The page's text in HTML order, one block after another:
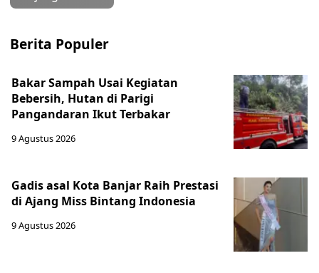
Berita Populer
Bakar Sampah Usai Kegiatan
Bebersih, Hutan di Parigi
Pangandaran Ikut Terbakar
9 Agustus 2026
Gadis asal Kota Banjar Raih Prestasi
di Ajang Miss Bintang Indonesia
9 Agustus 2026